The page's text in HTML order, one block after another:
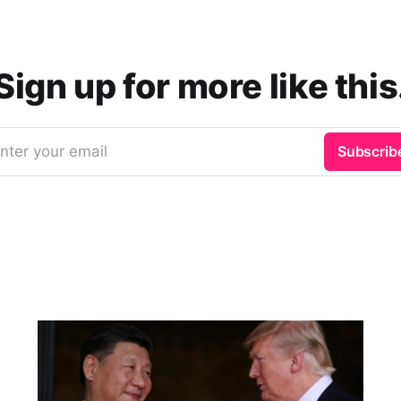
up for more like
your email